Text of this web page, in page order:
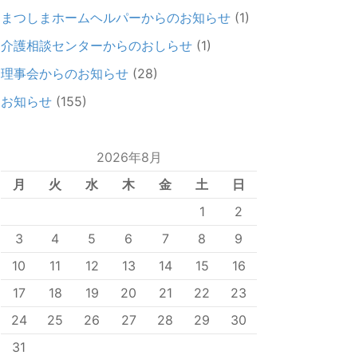
まつしまホームヘルパーからのお知らせ (1)
介護相談センターからのおしらせ (1)
理事会からのお知らせ (28)
お知らせ (155)
2026年8月
月
火 水 木 金 土
日
1
2
3
4 5 6 7 8
9
10
11 12 13 14 15
16
17
18 19 20 21 22
23
24
25 26 27 28 29
30
31